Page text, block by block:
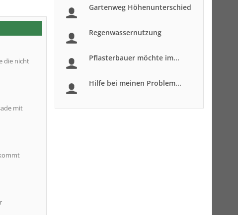
die nicht
mit
Gartenweg Höhenunterschied
Regenwassernutzung
Pflasterbauer möchte im...
Hilfe bei meinen Problem...